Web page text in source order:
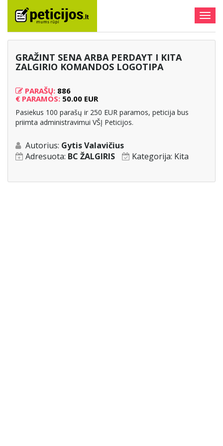
GRAŽINT SENA ARBA PERDAYT I KITA
ZALGIRIO KOMANDOS LOGOTIPA
PARAŠŲ: 886
€ PARAMOS: 50.00 EUR
Pasiekus 100 parašų ir 250 EUR paramos, peticija bus
priimta administravimui VŠĮ Peticijos.
Autorius: Gytis Valavičius
Adresuota: BC ŽALGIRIS Kategorija: Kita